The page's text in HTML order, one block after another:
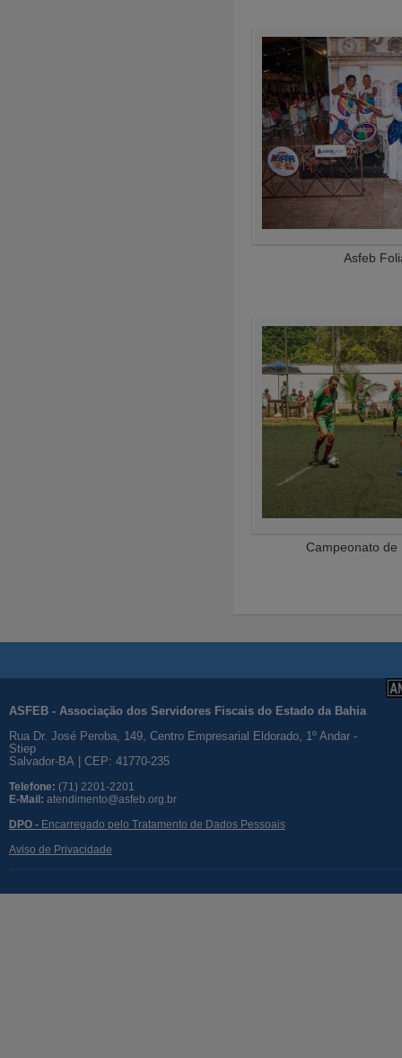
Asfeb
Campeonato de
ASFEB - Associação dos Servidores Fiscais do Estado da Bahia
Rua Dr. José Peroba, 149, Centro Empresarial Eldorado, 1º Andar -
Stiep
Salvador-BA | CEP: 41770-235
Telefone: (71) 2201-2201
E-Mail: atendimento@asfeb.org.br
DPO - Encarregado pelo Tratamento de Dados Pessoais
Aviso de Privacidade